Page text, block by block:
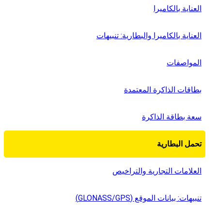
العناية بالكاميرا
العناية بالكاميرا والبطارية: تنبيهات
المواصفات
بطاقات الذاكرة المعتمدة
سعة بطاقة الذاكرة
تحمل البطارية
العلامات التجارية والتراخيص
تنبيهات: بيانات الموقع (GPS‏/GLONASS)